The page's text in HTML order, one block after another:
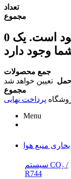
تعداد
مجموع
0 است. یک
جمع محصولات
حمل تعیین خواهد شد
مجموع
پرداخت نهایی
Menu
منبع هوا
سیستم CO₂ /
R744